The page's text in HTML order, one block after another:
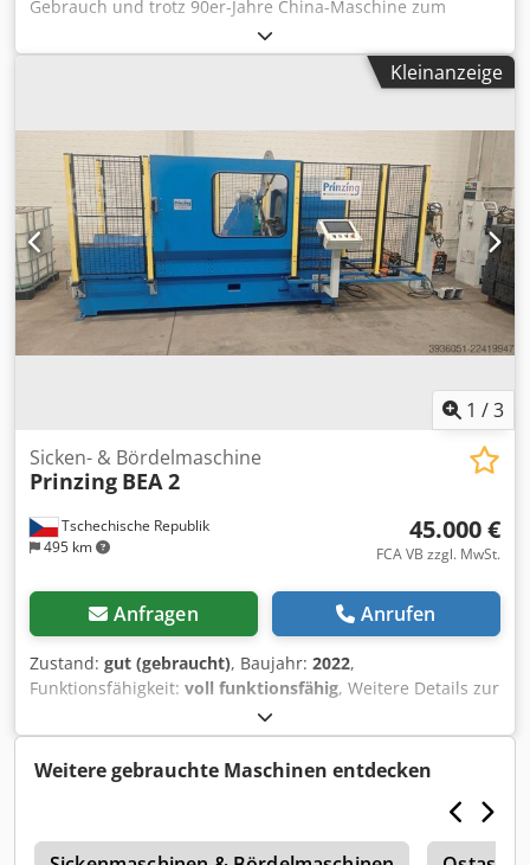
Gebrauch und trotz 90er-Jahre China-Maschine zum
Stanzen und Vernieten von ovalen Ösen wenig anfällig für
Probleme gewesen. Dodpfox Nd U Djx Abmjck
Kleinanzeige
1 /3
Tschechische Republik
495 km
Sicken- & Bördelmaschine
Prinzing BEA 2
45.000 €
FCA VB zzgl. MwSt.
Anfragen Anrufen
Zustand: gut (gebraucht), Baujahr: 2022,
Funktionsfähigkeit: voll funktionsfähig, Weitere Details zur
Maschine erläutern wir Ihnen gerne im Rahmen einer
persönlichen Besichtigung, die wir Ihnen anbieten. Dsdpfx
Abezphtnsmeck
Weitere gebrauchte Maschinen entdecken